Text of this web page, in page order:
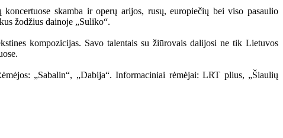
skamba ir operų arijos, rusų, europiečių bei viso pasaulio
žodžius dainoje „Suliko“.
kompozicijas. Savo talentais su žiūrovais dalijosi ne tik Lietuvos
„Sabalin“, „Dabija“. Informaciniai rėmėjai: LRT plius, „Šiaulių